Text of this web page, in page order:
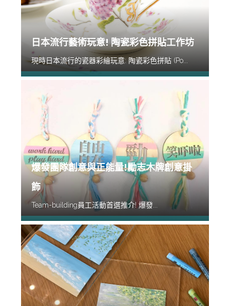
日本流行藝術玩意! 陶瓷彩色拼貼工作坊
現時日本流行的瓷器彩繪玩意: 陶瓷彩色拼貼 (Po...
爆發團隊創意與正能量!勵志木牌創意掛
飾
Team-building員工活動首選推介! 爆發...